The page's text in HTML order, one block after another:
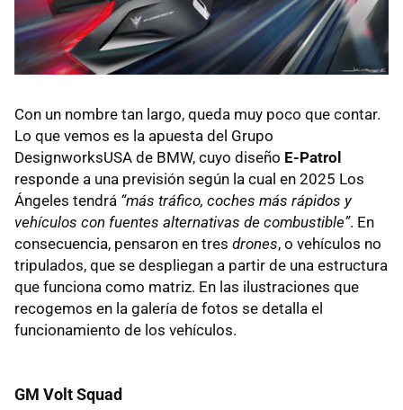
Con un nombre tan largo, queda muy poco que contar.
Lo que vemos es la apuesta del Grupo
DesignworksUSA de BMW, cuyo diseño E-Patrol
responde a una previsión según la cual en 2025 Los
Ángeles tendrá “más tráfico, coches más rápidos y
vehículos con fuentes alternativas de combustible”. En
consecuencia, pensaron en tres drones, o vehículos no
tripulados, que se despliegan a partir de una estructura
que funciona como matriz. En las ilustraciones que
recogemos en la galería de fotos se detalla el
funcionamiento de los vehículos.
GM Volt Squad